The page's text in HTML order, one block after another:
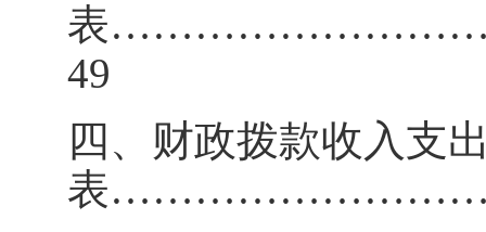
表
49
四、财政拨款收入支
表